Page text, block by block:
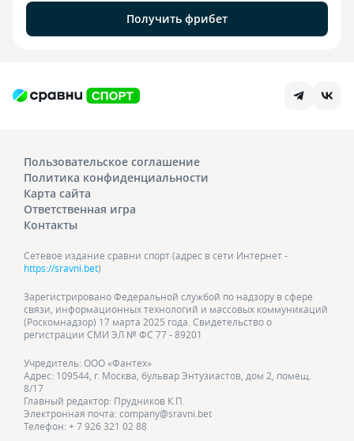
Получить фрибет
Пользовательское соглашение
Политика конфиденциальности
Карта сайта
Ответственная игра
Контакты
Сетевое издание сравни спорт (адрес в сети Интернет -
https://sravni.bet)
Зарегистрировано Федеральной службой по надзору в сфере
связи, информационных технологий и массовых коммуникаций
(Роскомнадзор) 17 марта 2025 года. Свидетельство о
регистрации СМИ ЭЛ № ФС 77 - 89201
Учредитель: ООО «Фантех»
Адрес: 109544, г. Москва, бульвар Энтузиастов, дом 2, помещ.
8/17
Главный редактор: Прудников К.П.
Электронная почта: company@sravni.bet
Телефон: + 7 926 321 02 88